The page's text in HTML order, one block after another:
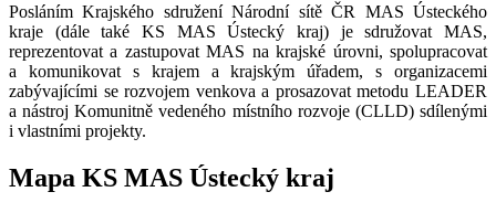
Posláním Krajského sdružení Národní sítě ČR MAS Ústeckého
kraje (dále také KS MAS Ústecký kraj) je sdružovat MAS,
reprezentovat a zastupovat MAS na krajské úrovni, spolupracovat
a komunikovat s krajem a krajským úřadem, s organizacemi
zabývajícími se rozvojem venkova a prosazovat metodu LEADER
a nástroj Komunitně vedeného místního rozvoje (CLLD) sdílenými
i vlastními projekty.
Mapa KS MAS Ústecký kraj